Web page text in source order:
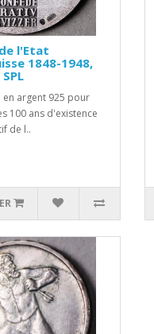
l'Etat
1848-1948,
argent 925 pour
100 ans d'existence
de l..